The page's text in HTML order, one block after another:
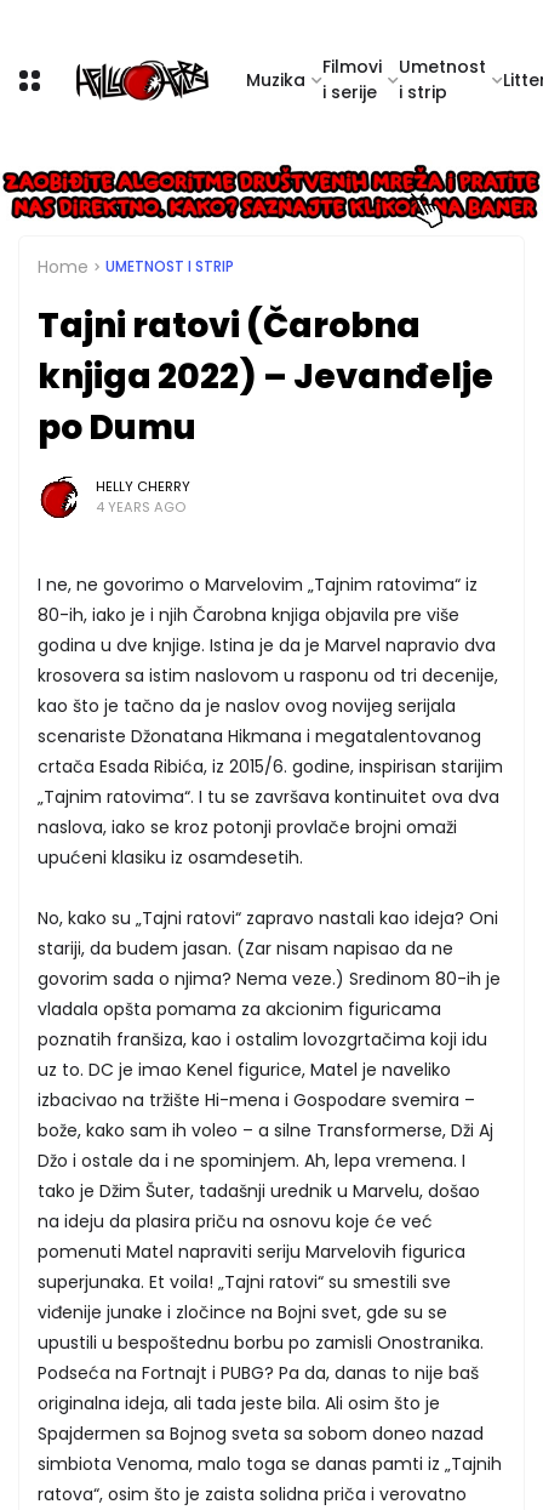
Muzika
Filmovi
i serije
Umetnost
i strip
Home UMETNOST I STRIP
Tajni ratovi (Čarobna
knjiga 2022) – Jevanđelje
po Dumu
HELLY CHERRY
4 YEARS AGO
I ne, ne govorimo o Marvelovim „Tajnim ratovima“ iz
80-ih, iako je i njih Čarobna knjiga objavila pre više
godina u dve knjige. Istina je da je Marvel napravio dva
krosovera sa istim naslovom u rasponu od tri decenije,
kao što je tačno da je naslov ovog novijeg serijala
scenariste Džonatana Hikmana i megatalentovanog
crtača Esada Ribića, iz 2015/6. godine, inspirisan starijim
„Tajnim ratovima“. I tu se završava kontinuitet ova dva
naslova, iako se kroz potonji provlače brojni omaži
upućeni klasiku iz osamdesetih.
No, kako su „Tajni ratovi“ zapravo nastali kao ideja? Oni
stariji, da budem jasan. (Zar nisam napisao da ne
govorim sada o njima? Nema veze.) Sredinom 80-ih je
vladala opšta pomama za akcionim figuricama
poznatih franšiza, kao i ostalim lovozgrtačima koji idu
uz to. DC je imao Kenel figurice, Matel je naveliko
izbacivao na tržište Hi-mena i Gospodare svemira –
bože, kako sam ih voleo – a silne Transformerse, Dži Aj
Džo i ostale da i ne spominjem. Ah, lepa vremena. I
tako je Džim Šuter, tadašnji urednik u Marvelu, došao
na ideju da plasira priču na osnovu koje će već
pomenuti Matel napraviti seriju Marvelovih figurica
superjunaka. Et voila! „Tajni ratovi“ su smestili sve
viđenije junake i zločince na Bojni svet, gde su se
upustili u bespoštednu borbu po zamisli Onostranika.
Podseća na Fortnajt i PUBG? Pa da, danas to nije baš
originalna ideja, ali tada jeste bila. Ali osim što je
Spajdermen sa Bojnog sveta sa sobom doneo nazad
simbiota Venoma, malo toga se danas pamti iz „Tajnih
ratova“, osim što je zaista solidna priča i verovatno